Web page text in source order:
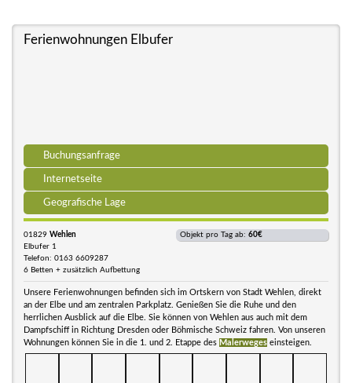
Ferienwohnungen Elbufer
Buchungsanfrage
Internetseite
Geografische Lage
01829 Wehlen
Elbufer 1
Telefon: 0163 6609287
6 Betten + zusätzlich Aufbettung
Objekt pro Tag ab: 60€
Unsere Ferienwohnungen befinden sich im Ortskern von Stadt Wehlen, direkt
an der Elbe und am zentralen Parkplatz. Genießen Sie die Ruhe und den
herrlichen Ausblick auf die Elbe. Sie können von Wehlen aus auch mit dem
Dampfschiff in Richtung Dresden oder Böhmische Schweiz fahren. Von unseren
Wohnungen können Sie in die 1. und 2. Etappe des Malerweges einsteigen.